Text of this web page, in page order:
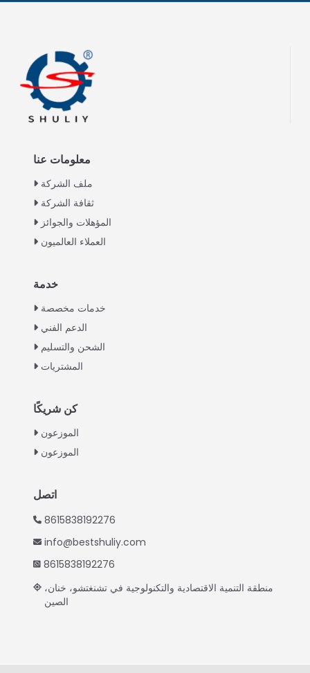
معلومات عنا
ملف الشركة
ثقافة الشركة
المؤهلات والجوائز
العملاء العالميون
خدمة
خدمات مخصصة
الدعم الفني
الشحن والتسليم
المشتريات
كن شريكًا
الموزعون
الموزعون
اتصل
8615838192276
info@bestshuliy.com
8615838192276
منطقة التنمية الاقتصادية والتكنولوجية في تشنغتشو، خنان،
الصين
Russian